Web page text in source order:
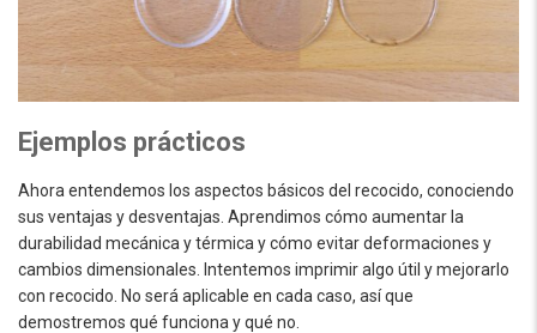
Ejemplos prácticos
Ahora entendemos los aspectos básicos del recocido, conociendo
sus ventajas y desventajas. Aprendimos cómo aumentar la
durabilidad mecánica y térmica y cómo evitar deformaciones y
cambios dimensionales. Intentemos imprimir algo útil y mejorarlo
con recocido. No será aplicable en cada caso, así que
demostremos qué funciona y qué no.